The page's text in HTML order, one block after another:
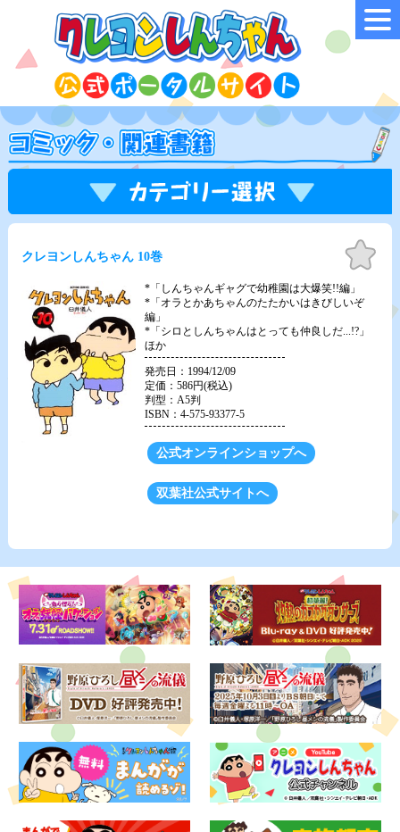
クレヨンしんちゃん 10巻
お気
に入
*「しんちゃんギャグで幼稚園は大爆笑!!編」
*「オラとかあちゃんのたたかいはきびしいぞ
編」
*「シロとしんちゃんはとっても仲良しだ...!?」
ほか
発売日：1994/12/09
定価：586円(税込)
判型：A5判
ISBN：4-575-93377-5
公式オンラインショップへ
双葉社公式サイトへ